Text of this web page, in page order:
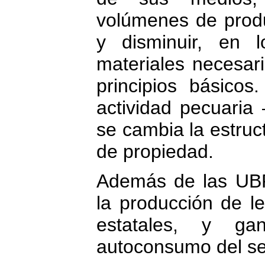
volúmenes de
y disminuir, en
materiales
principios
actividad
se cambia la
de propiedad.
Además de las
la producción de
estatales, y
autoconsumo del